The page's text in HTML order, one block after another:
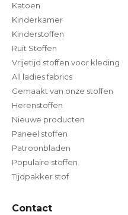
Katoen
Kinderkamer
Kinderstoffen
Ruit Stoffen
Vrijetijd stoffen voor kleding
All ladies fabrics
Gemaakt van onze stoffen
Herenstoffen
Nieuwe producten
Paneel stoffen
Patroonbladen
Populaire stoffen
Tijdpakker stof
Contact